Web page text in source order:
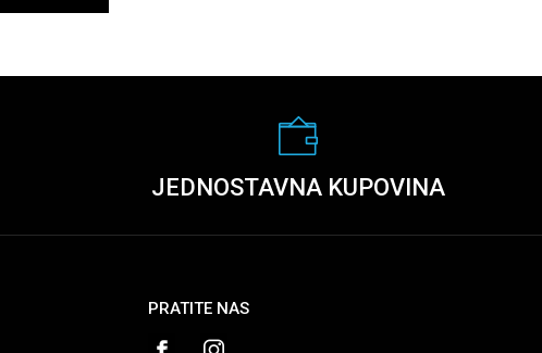
JEDNOSTAVNA KUPOVINA
PRATITE NAS